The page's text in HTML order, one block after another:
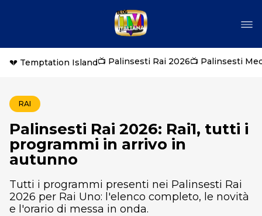
💔 Temptation Island📺 Palinsesti Rai 2026📺 Palinsesti
RAI
Palinsesti Rai 2026: Rai1, tutti i
programmi in arrivo in
autunno
Tutti i programmi presenti nei Palinsesti Rai
2026 per Rai Uno: l'elenco completo, le novità
e l'orario di messa in onda.